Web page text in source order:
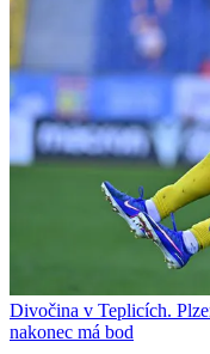
Divočina v Teplicích.
nakonec má bod